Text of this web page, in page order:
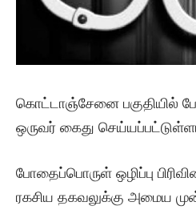
கொட்டாஞ்சேனை பகுதியில்
ஒருவர் கைது
போதைப்பொருள் ஒழிப்பு
ரகசிய தகவலுக்கு அமைய